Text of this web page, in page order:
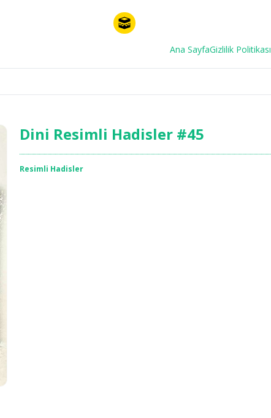
Ana SayfaGizlilik Politikası
Dini Resimli Hadisler #45
Resimli Hadisler